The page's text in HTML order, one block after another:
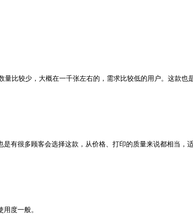
比较少，大概在一千张左右的，需求比较低的用户。这款也
很多顾客会选择这款，从价格、打印的质量来说都相当，
度一般。